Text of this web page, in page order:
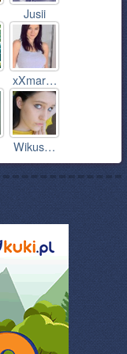
Jusii
xXmar…
Wikus…